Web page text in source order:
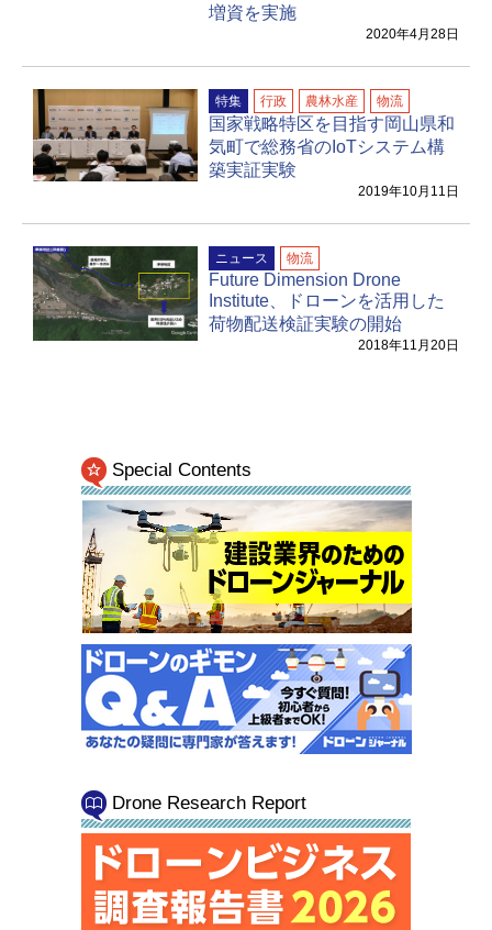
増資を実施
2020年4月28日
特集 行政 農林水産 物流
国家戦略特区を目指す岡山県和
気町で総務省のIoTシステム構
築実証実験
2019年10月11日
ニュース 物流
Future Dimension Drone
Institute、ドローンを活用した
荷物配送検証実験の開始
2018年11月20日
Special Contents
Drone Research Report